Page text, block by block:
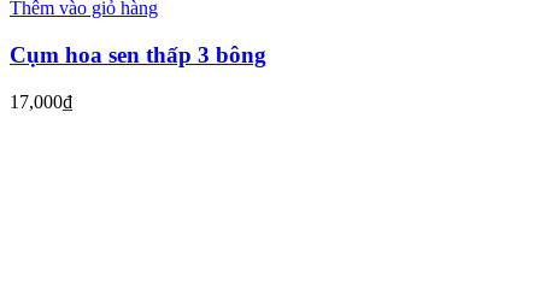
Thêm vào giỏ hàng
Cụm hoa sen thấp 3 bông
17,000₫